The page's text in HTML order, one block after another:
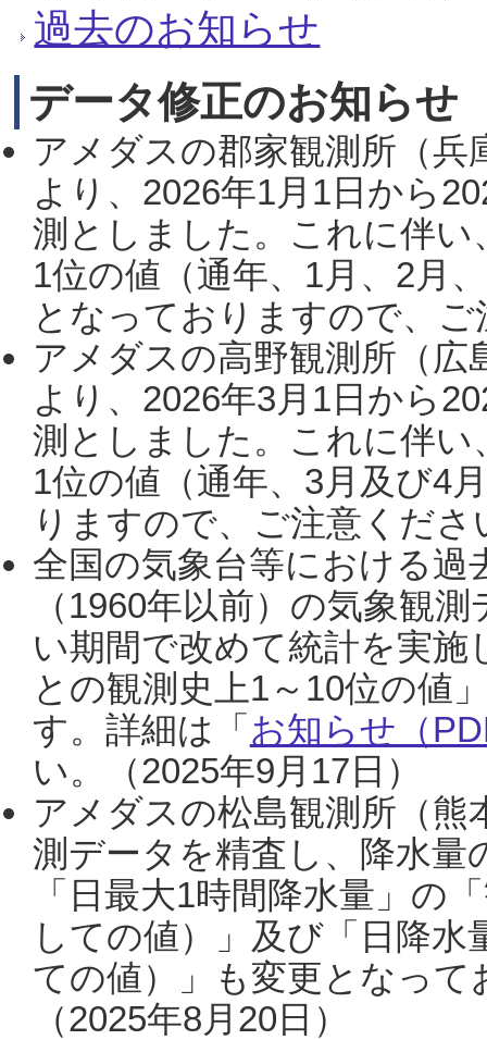
過去のお知らせ
データ修正のお知らせ
アメダスの郡家観測所（
より、2026年1月1日から
測としました。これに伴い
1位の値（通年、1月、2月
となっておりますので、
アメダスの高野観測所（
より、2026年3月1日から
測としました。これに伴い
1位の値（通年、3月及び4
りますので、ご注意くだ
全国の気象台等における過
（1960年以前）の気象観
い期間で改めて統計を実
との観測史上1～10位の値
す。詳細は「 お知らせ（
い。（2025年9月17日）
アメダスの松島観測所（熊
測データを精査し、降水
「日最大1時間降水量」の
しての値）」及び「日降
ての値）」も変更となっ
（2025年8月20日）